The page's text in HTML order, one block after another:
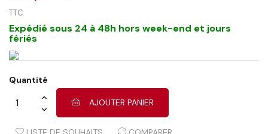
TTC
Expédié sous 24 à 48h hors week-end et jours
fériés
Quantité
AJOUTER PANIER